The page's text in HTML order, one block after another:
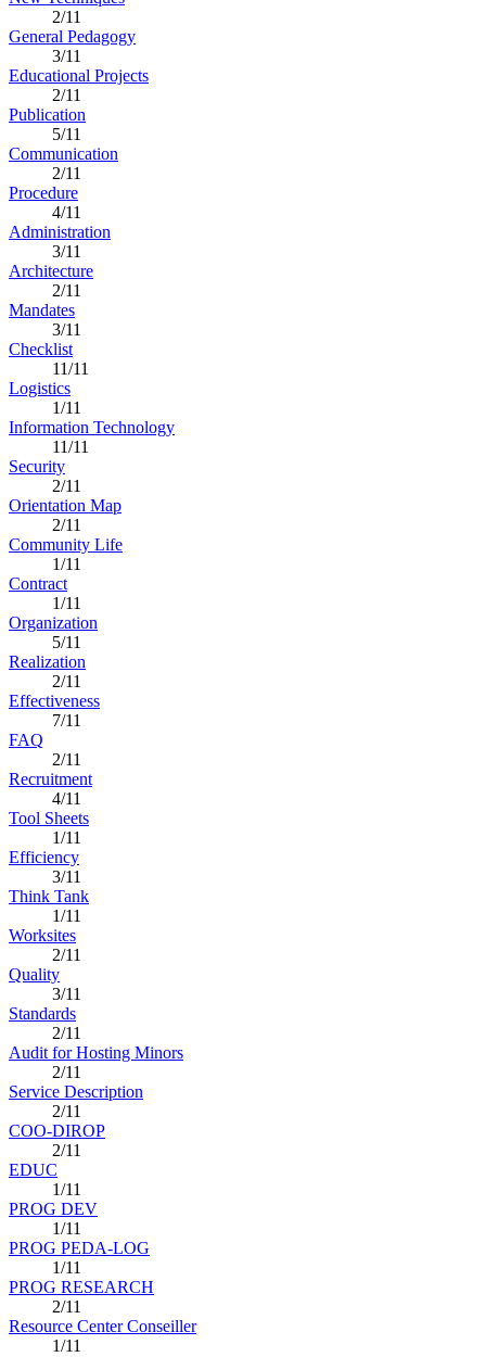
2/11
General Pedagogy
3/11
Educational Projects
2/11
Publication
5/11
Communication
2/11
Procedure
4/11
Administration
3/11
Architecture
2/11
Mandates
3/11
Checklist
11/11
Logistics
1/11
Information Technology
11/11
Security
2/11
Orientation Map
2/11
Community Life
1/11
Contract
1/11
Organization
5/11
Realization
2/11
Effectiveness
7/11
FAQ
2/11
Recruitment
4/11
Tool Sheets
1/11
Efficiency
3/11
Think Tank
1/11
Worksites
2/11
Quality
3/11
Standards
2/11
Audit for Hosting Minors
2/11
Service Description
2/11
COO-DIROP
2/11
EDUC
1/11
PROG DEV
1/11
PROG PEDA-LOG
1/11
PROG RESEARCH
2/11
Resource Center Conseiller
1/11